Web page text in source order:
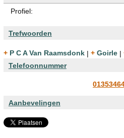
Profiel:
Trefwoorden
+ P C A Van Raamsdonk | + Goirle |
Telefoonnummer
Aanbevelingen